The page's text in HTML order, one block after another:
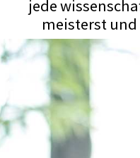
jede
meisterst